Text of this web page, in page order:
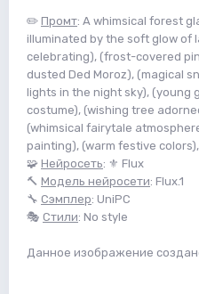
✏️ Промт: A whimsical forest
illuminated by the soft glow of
celebrating), (frost-covered
dusted Ded Moroz), (magical
lights in the night sky), (young
costume), (wishing tree
(whimsical fairytale
painting), (warm festive colors),
🧩 Нейросеть: ⚜️ Flux
🔨 Модель нейросети: Flux.1
🔧 Сэмплер: UniPC
🎭 Стили: No style
Данное изображение